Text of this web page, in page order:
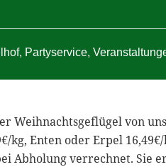
, Partyservice,
Weihnachtsgeflügel von
kg, Enten oder Erpel
Abholung verrechnet. Sie